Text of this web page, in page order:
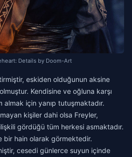
Details by Doom-Art
eskiden olduğunun aksine
Kendisine ve oğluna karşı
için yanıp tutuşmaktadır.
kişiler dahi olsa Freyler,
gördüğü tüm herkesi asmaktadır.
bir hain olarak görmektedir.
cesedi günlerce suyun içinde